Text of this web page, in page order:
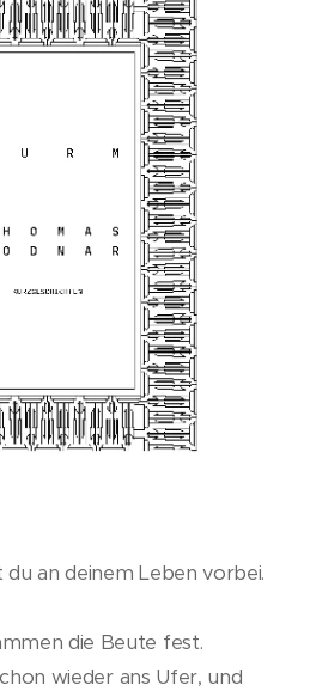
an deinem Leben vorbei.
die Beute fest.
wieder ans Ufer, und